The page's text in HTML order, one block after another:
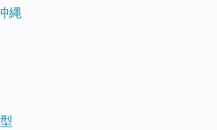
縄